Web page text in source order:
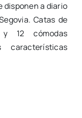
disponen a diario
Catas de
y 12 cómodas